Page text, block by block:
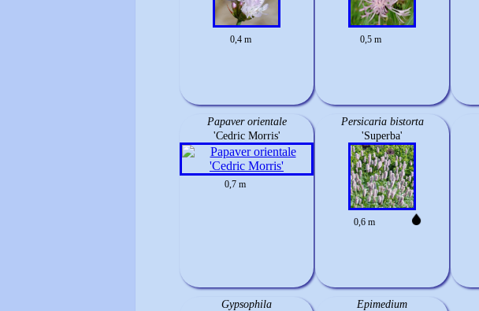
0,4 m 0,5 m
Papaver orientale
'Cedric Morris'
0,7 m
Persicaria bistorta
'Superba'
0,6 m
Gypsophila
Epimedium